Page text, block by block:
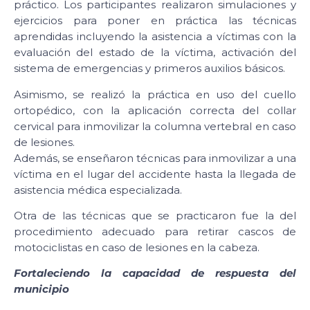
práctico. Los participantes realizaron simulaciones y
ejercicios para poner en práctica las técnicas
aprendidas incluyendo la asistencia a víctimas con la
evaluación del estado de la víctima, activación del
sistema de emergencias y primeros auxilios básicos.
Asimismo, se realizó la práctica en uso del cuello
ortopédico, con la aplicación correcta del collar
cervical para inmovilizar la columna vertebral en caso
de lesiones.
Además, se enseñaron técnicas para inmovilizar a una
víctima en el lugar del accidente hasta la llegada de
asistencia médica especializada.
Otra de las técnicas que se practicaron fue la del
procedimiento adecuado para retirar cascos de
motociclistas en caso de lesiones en la cabeza.
Fortaleciendo la capacidad de respuesta del
municipio